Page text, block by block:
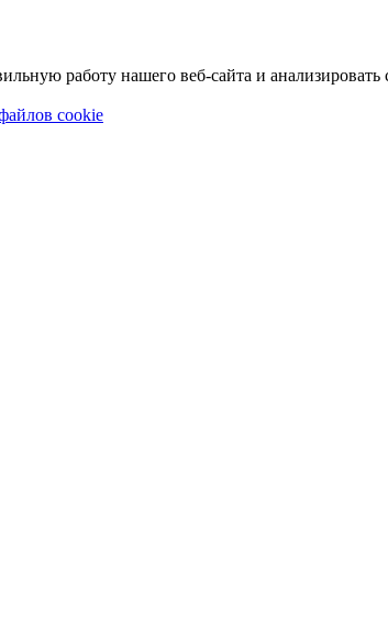
работу нашего веб-сайта и анализировать
cookie